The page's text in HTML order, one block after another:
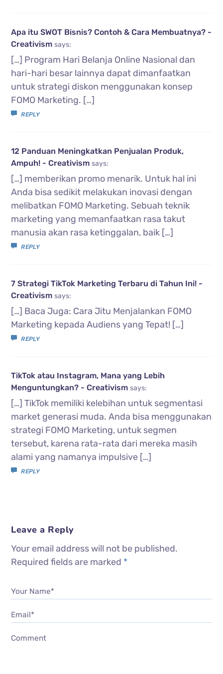
Apa itu SWOT Bisnis? Contoh & Cara Membuatnya? -
Creativism says:
[…] Program Hari Belanja Online Nasional dan
hari-hari besar lainnya dapat dimanfaatkan
untuk strategi diskon menggunakan konsep
FOMO Marketing. […]
REPLY
12 Panduan Meningkatkan Penjualan Produk,
Ampuh! - Creativism says:
[…] memberikan promo menarik. Untuk hal ini
Anda bisa sedikit melakukan inovasi dengan
melibatkan FOMO Marketing. Sebuah teknik
marketing yang memanfaatkan rasa takut
manusia akan rasa ketinggalan, baik […]
REPLY
7 Strategi TikTok Marketing Terbaru di Tahun Ini! -
Creativism says:
[…] Baca Juga: Cara Jitu Menjalankan FOMO
Marketing kepada Audiens yang Tepat! […]
REPLY
TikTok atau Instagram, Mana yang Lebih
Menguntungkan? - Creativism says:
[…] TikTok memiliki kelebihan untuk segmentasi
market generasi muda. Anda bisa menggunakan
strategi FOMO Marketing, untuk segmen
tersebut, karena rata-rata dari mereka masih
alami yang namanya impulsive […]
REPLY
Leave a Reply
Your email address will not be published.
Required fields are marked *
Your Name*
Email*
Comment